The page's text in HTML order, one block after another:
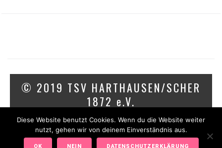
© 2019 TSV HARTHAUSEN/SCHER
1872 e.V.
IMPRESSUM DATENSCHUTZ
Diese Website benutzt Cookies. Wenn du die Website weiter
nutzt, gehen wir von deinem Einverständnis aus.
OK NEIN DATENSCHUTZERKLÄRUNG